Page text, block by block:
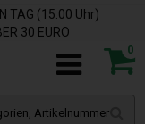
TAG (15.00 Uhr)
30 EURO
0